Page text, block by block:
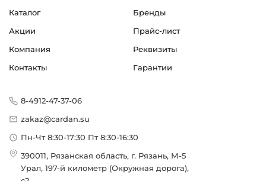
Каталог
Бренды
Акции
Прайс-лист
Компания
Реквизиты
Контакты
Гарантии
8-4912-47-37-06
zakaz@cardan.su
Пн-Чт 8:30-17:30 Пт 8:30-16:30
390011, Рязанская область, г. Рязань, М-5
Урал, 197-й километр (Окружная дорога),